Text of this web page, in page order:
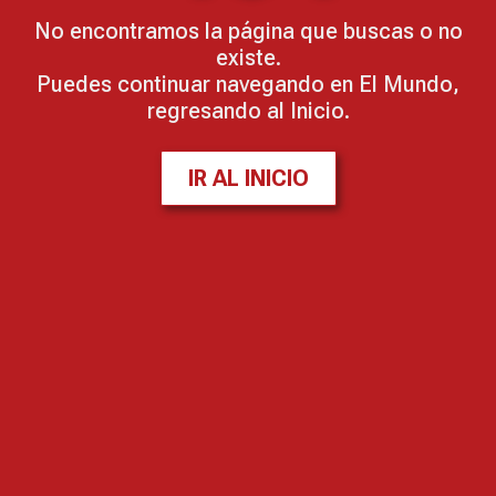
No encontramos la página que buscas o no
existe.
Puedes continuar navegando en El Mundo,
regresando al Inicio.
IR AL INICIO